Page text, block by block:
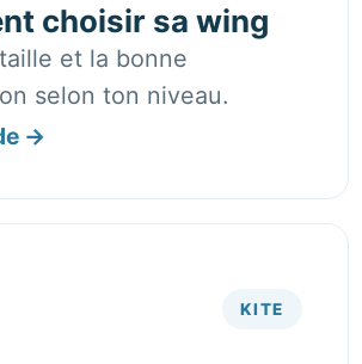
choisir sa wing
et la bonne
selon ton niveau.
→
KITE